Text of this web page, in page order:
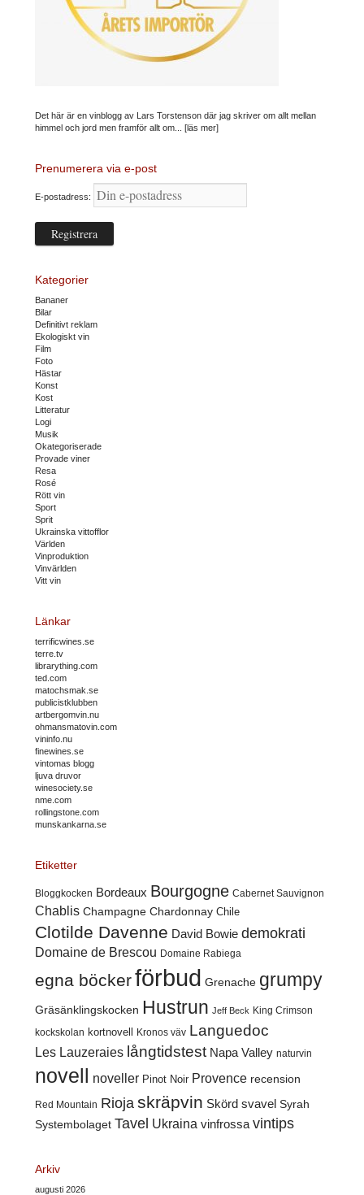
Det här är en vinblogg av Lars Torstenson där jag skriver om allt mellan
himmel och jord men framför allt om... [läs mer]
Prenumerera via e-post
E-postadress:
Kategorier
Bananer
Bilar
Definitivt reklam
Ekologiskt vin
Film
Foto
Hästar
Konst
Kost
Litteratur
Logi
Musik
Okategoriserade
Provade viner
Resa
Rosé
Rött vin
Sport
Sprit
Ukrainska vittofflor
Världen
Vinproduktion
Vinvärlden
Vitt vin
Länkar
terrificwines.se
terre.tv
librarything.com
ted.com
matochsmak.se
publicistklubben
artbergomvin.nu
ohmansmatovin.com
vininfo.nu
finewines.se
vintomas blogg
ljuva druvor
winesociety.se
nme.com
rollingstone.com
munskankarna.se
Etiketter
Bloggkocken Bordeaux Bourgogne Cabernet Sauvignon
Chablis Champagne Chardonnay Chile
Clotilde Davenne David Bowie demokrati
Domaine de Brescou Domaine Rabiega
egna böckerförbud Grenache grumpy
Gräsänklingskocken Hustrun Jeff Beck King Crimson
kockskolan kortnovell Kronos väv Languedoc
Les Lauzeraies långtidstest Napa Valley naturvin
novell noveller Pinot Noir Provence recension
Red Mountain Rioja skräpvin Skörd svavel Syrah
Systembolaget Tavel Ukraina vinfrossa vintips
Arkiv
augusti 2026